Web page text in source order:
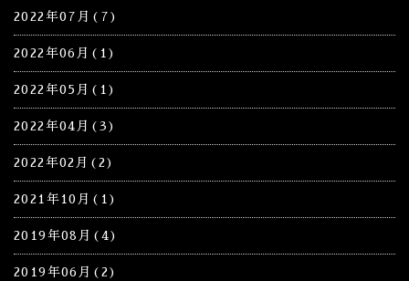
2022年07月(7)
2022年06月(1)
2022年05月(1)
2022年04月(3)
2022年02月(2)
2021年10月(1)
2019年08月(4)
2019年06月(2)